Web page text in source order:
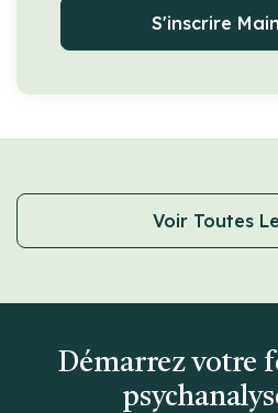
S'inscrire
Voir Toutes
Démarrez votre